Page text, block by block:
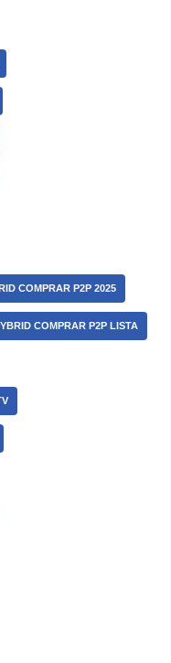
COMPRAR P2P 2025
COMPRAR P2P LISTA